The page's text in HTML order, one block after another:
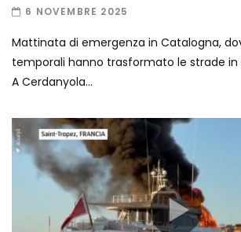
6 NOVEMBRE 2025
Mattinata di emergenza in Catalogna,
temporali hanno trasformato le strade in
A Cerdanyola...